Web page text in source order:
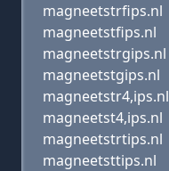
magneetstrfips.nl
magneetstfips.nl
magneetstrgips.nl
magneetstgips.nl
magneetstr4,ips.nl
magneetst4,ips.nl
magneetstrtips.nl
magneetsttips.nl